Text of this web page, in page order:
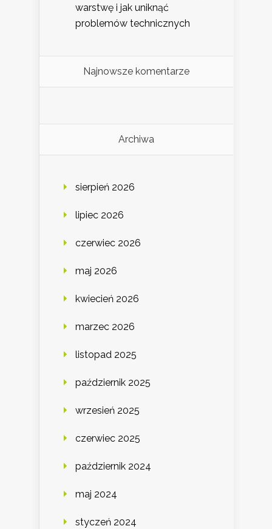
warstwę i jak uniknąć
problemów technicznych
Najnowsze komentarze
Archiwa
sierpień 2026
lipiec 2026
czerwiec 2026
maj 2026
kwiecień 2026
marzec 2026
listopad 2025
październik 2025
wrzesień 2025
czerwiec 2025
październik 2024
maj 2024
styczeń 2024